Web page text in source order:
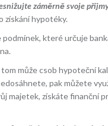
záměrně svoje
získání hypotéky.
které určuje
tom můžecsob hypoteční
pak můžete
majetek, získáte finanční